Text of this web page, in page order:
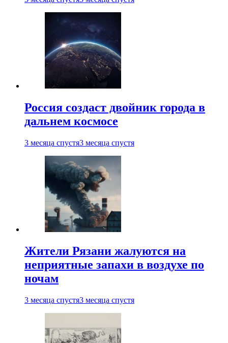
Россия создаст двойник города в
дальнем космосе
3 месяца спустя3 месяца спустя
Жители Рязани жалуются на
неприятные запахи в воздухе по
ночам
3 месяца спустя3 месяца спустя